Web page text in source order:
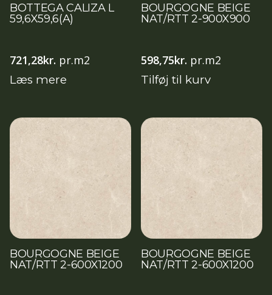
BOTTEGA CALIZA L
59,6X59,6(A)
721,28kr. pr.m2
Læs mere
BOURGOGNE BEIGE
NAT/RTT 2-900X900
598,75kr. pr.m2
Tilføj til kurv
BOURGOGNE BEIGE
NAT/RTT 2-600X1200
BOURGOGNE BEIGE
NAT/RTT 2-600X1200